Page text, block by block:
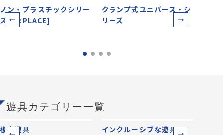
ノン・プラスチックシリー
ズ[RE:PLACE]
クランプ式ユニバース・シ
リーズ
遊具カテゴリー一覧
複合遊具 インクルーシブな遊具